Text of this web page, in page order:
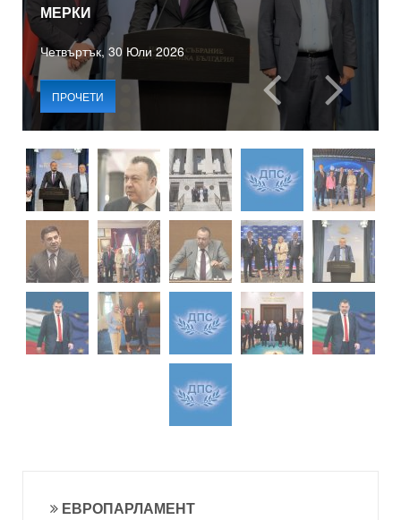
МЕРКИ
Четвъртък, 30 Юли 2026
ПРОЧЕТИ
ЕВРОПАРЛАМЕНТ